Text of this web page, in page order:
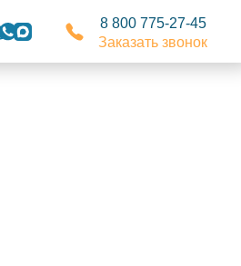
8 800 775-27-45
Заказать звонок